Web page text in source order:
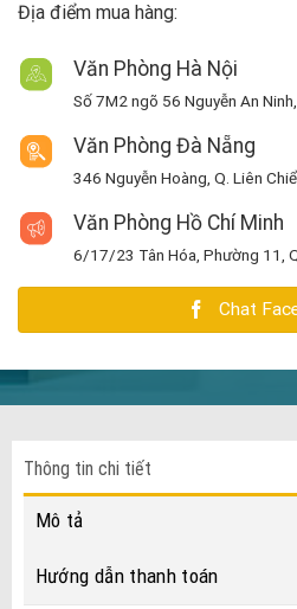
Địa điểm mua hàng:
Văn Phòng Hà Nội
Số 7M2 ngõ 56 Nguyễn An
Văn Phòng Đà Nẵng
346 Nguyễn Hoàng, Q. Liên
Văn Phòng Hồ Chí Minh
6/17/23 Tân Hóa, Phường 11,
Chat
Thông tin chi tiết
Mô tả
Hướng dẫn thanh toán